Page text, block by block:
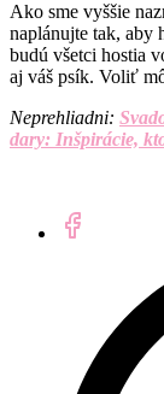
Ako sme vyššie
naplánujte tak, aby
budú všetci hostia
aj váš psík. Voliť
Neprehliadni:
dary: Inšpirácie,